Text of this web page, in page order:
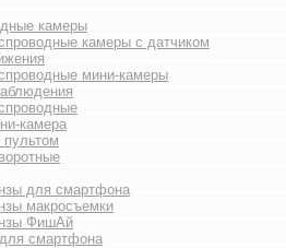
камеры
камеры с датчиком
мини-камеры
камера
для смартфона
макросъемки
ФишАй
смартфона